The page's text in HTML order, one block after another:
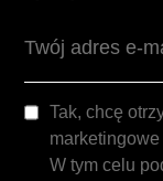
Tak, chcę
W tym celu